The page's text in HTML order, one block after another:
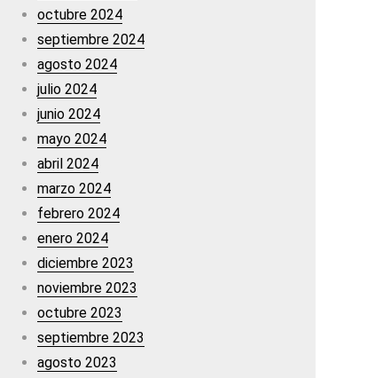
octubre 2024
septiembre 2024
agosto 2024
julio 2024
junio 2024
mayo 2024
abril 2024
marzo 2024
febrero 2024
enero 2024
diciembre 2023
noviembre 2023
octubre 2023
septiembre 2023
agosto 2023